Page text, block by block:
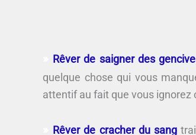
Rêver de saigner des
quelque chose qui vous
attentif au fait que vous ignorez
Rêver de cracher du sang